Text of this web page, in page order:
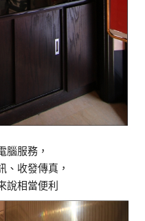
腦服務，
、收發傳真，
說相當便利